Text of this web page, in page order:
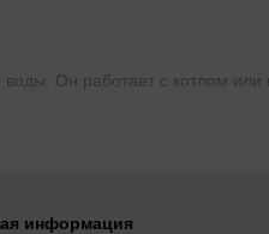
Он работает с котлом или
информация